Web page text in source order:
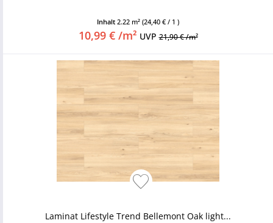
Inhalt 2.22 m² (24,40 € / 1 )
10,99 € /m² UVP21,90 € /m²
Laminat Lifestyle Trend Bellemont Oak light...